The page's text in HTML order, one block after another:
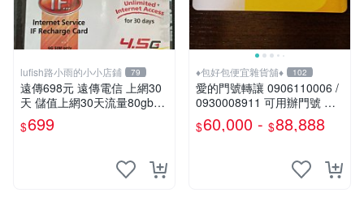
lufish路小雨的小小店鋪 79
遠傳698元 遠傳電信 上網30
天 儲值上網30天流量80gb超
量降速5mbps 本國人可儲值 I
F698
$699
♦包好包便宜雜貨舖♦ 102
愛的門號轉讓 0906110006 /
0930008911 可用辦門號 數
字磁場門號 相伴一生的好門
號 需過戶無合約
$60,000 - $88,888